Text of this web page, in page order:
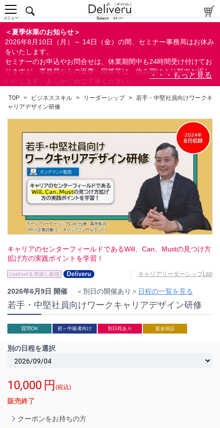
＜夏季休業のお知らせ＞
2026年8月10日（月）～ 14日（金）の間、セミナー事務局はお休み
をいたします。
セミナーのお申込やお問合せは、休業期間中も24時間受け付けてお
りますが、事務局からの返事・回答等は、休み明けより順次お返し
いたします。あらかじめご了承ください。
ができます。
メニュー
TOP > ビジネススキル > リーダーシップ > 若手・中堅社員向けワークキ
ャリアデザイン研修
キャリアのセンターフィールドであるWill、Can、Mustの見つけ方
拡げ方の実践ポイントを学習！
キャリアリーダーシップLab
2026年6月9日 開催 ＜別日の開催あり＞ 日程の一覧を見る
若手・中堅社員向けワークキャリアデザイン研修
質問OK 初～中級者向け 別日程あり 返金保証
別の日程を選択
10,000 円 (税込)
販売終了
クーポンをお持ちの方